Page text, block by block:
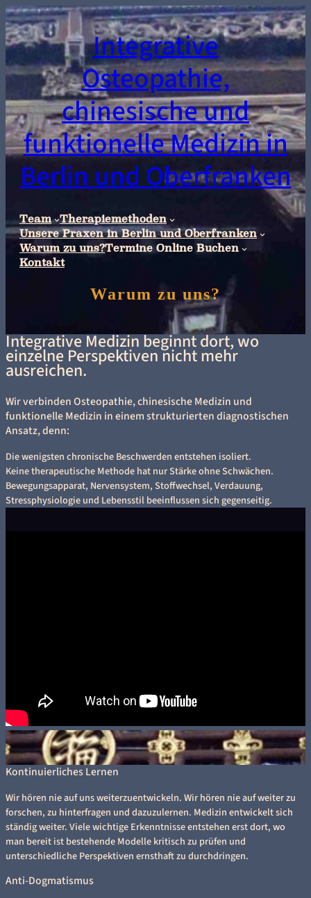
Integrative
Osteopathie,
chinesische und
funktionelle Medizin in
Berlin und Oberfranken
Team
Therapiemethoden
Unsere Praxen in Berlin und Oberfranken
Warum zu uns?Termine Online Buchen
Kontakt
Warum zu uns?
Integrative Medizin beginnt dort, wo
einzelne Perspektiven nicht mehr
ausreichen.
Wir verbinden Osteopathie, chinesische Medizin und
funktionelle Medizin in einem strukturierten diagnostischen
Ansatz, denn:
Die wenigsten chronische Beschwerden entstehen isoliert.
Keine therapeutische Methode hat nur Stärke ohne Schwächen.
Bewegungsapparat, Nervensystem, Stoffwechsel, Verdauung,
Stressphysiologie und Lebensstil beeinflussen sich gegenseitig.
Kontinuierliches Lernen
Wir hören nie auf uns weiterzuentwickeln. Wir hören nie auf weiter zu
forschen, zu hinterfragen und dazuzulernen. Medizin entwickelt sich
ständig weiter. Viele wichtige Erkenntnisse entstehen erst dort, wo
man bereit ist bestehende Modelle kritisch zu prüfen und
unterschiedliche Perspektiven ernsthaft zu durchdringen.
Anti-Dogmatismus